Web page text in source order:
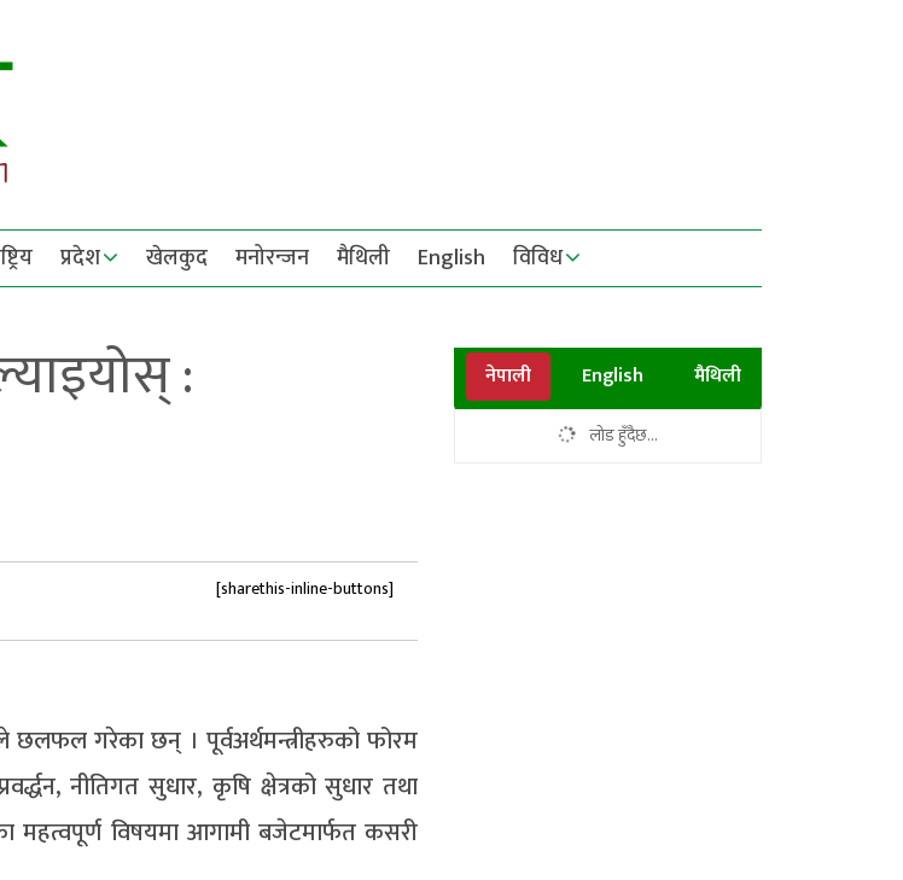
प्रदेश खेलकुद मनोरन्जन मैथिली English विविध
:
[sharethis-inline-buttons]
छलफल गरेका छन् । पूर्वअर्थमन्त्रीहरुको फोरम
नीतिगत सुधार, कृषि क्षेत्रको सुधार तथा
महत्वपूर्ण विषयमा आगामी बजेटमार्फत कसरी
नेपाली English मैथिली
लोड हुँदैछ...